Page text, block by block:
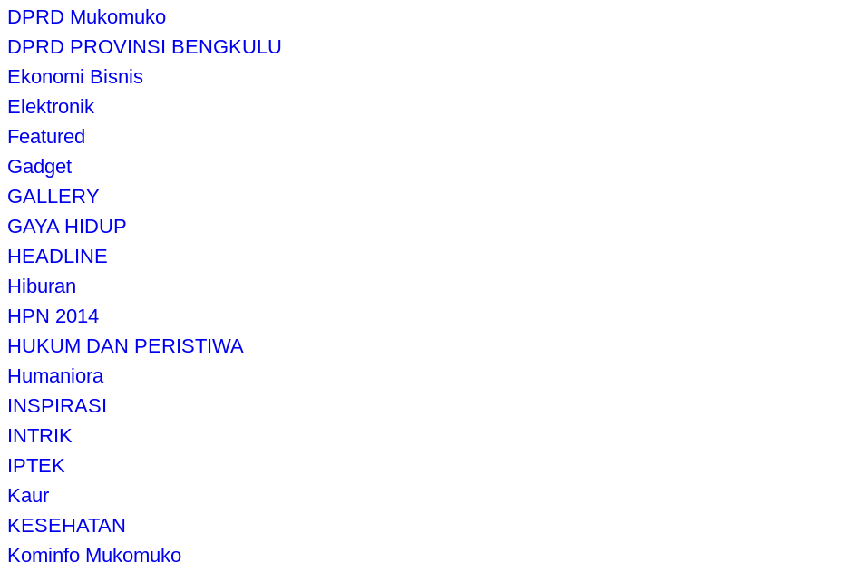
DPRD Mukomuko
DPRD PROVINSI BENGKULU
Ekonomi Bisnis
Elektronik
Featured
Gadget
GALLERY
GAYA HIDUP
HEADLINE
Hiburan
HPN 2014
HUKUM DAN PERISTIWA
Humaniora
INSPIRASI
INTRIK
IPTEK
Kaur
KESEHATAN
Kominfo Mukomuko